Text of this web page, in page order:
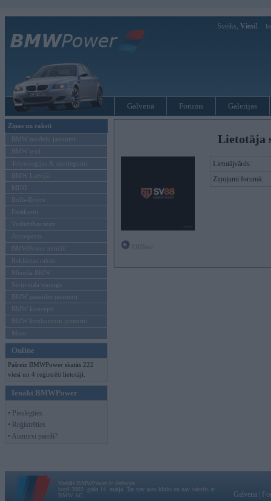
Sveiks, Viesi!
Galvenā Forums Galerijas
Ziņas un raksti
BMW modeļu jaunumi
BMW testi
Tehnoloģijas & sasniegumi
BMW Latvijā
MINI
Rolls-Royce
Pasākumi
Vadāmības tests
Autosports
BMWPower aktuāli
Reklāmas raksti
Mēneša BMW
Sērijveida tūnings
BMW pasaules jaunumi
BMW koncepti
BMW konkurentu jaunumi
Moto
Online
Pašreiz BMWPower skatās 222
viesi un 4 reģistrēti lietotāji.
Ienākt BMWPower
• Pieslēgties
• Reģistrēties
• Aizmirsi paroli?
Lietotāja
Lietotājvārds:
Ziņojumi forumā:
Vortāls BMWPower.lv darbojas
kopš 2002. gada 14. maija. Tas nav auto klubs un nav saistīts ar
BMW AG.
Galvena